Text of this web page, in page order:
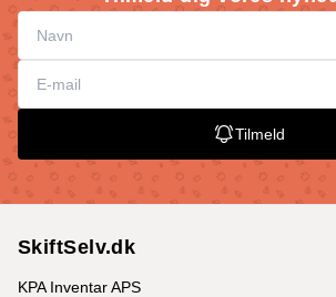
Tilmeld
SkiftSelv.dk
KPA Inventar APS